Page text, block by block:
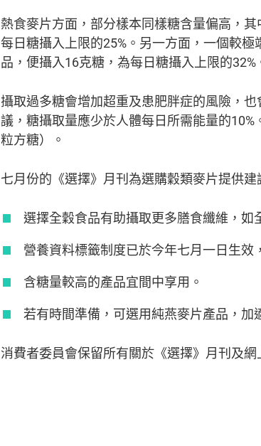
熱食麥片方面，部分樣本同樣糖含量偏高，
每日糖攝入上限的25%。另一方面，一個較
品，便攝入16克糖，為每日糖攝入上限的32%
攝取過多糖會增加超重及患肥胖症的風險，
議，糖攝取量應少於人體每日所需能量的
粒方糖）。
七月份的《選擇》月刊為選購穀類麥片提供建
選擇全穀食品有助攝取更多膳食纖維，如
營養資料標籤制度已於今年七月一日生效
含糖量較高的產品宜間中享用。
若有時間準備，可選用純燕麥片產品，加
消費者委員會保留所有關於《選擇》月刊及網